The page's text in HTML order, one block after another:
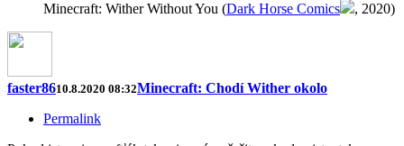
Minecraft: Wither Without You (Dark Horse Comics , 2020)
faster8610.8.2020 08:32Minecraft: Chodí Wither okolo
Permalink